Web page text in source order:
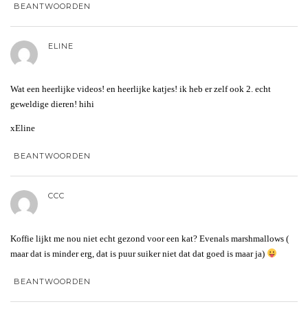
BEANTWOORDEN
ELINE
Wat een heerlijke videos! en heerlijke katjes! ik heb er zelf ook 2. echt
geweldige dieren! hihi
xEline
BEANTWOORDEN
CCC
Koffie lijkt me nou niet echt gezond voor een kat? Evenals marshmallows (
maar dat is minder erg, dat is puur suiker niet dat dat goed is maar ja)
BEANTWOORDEN